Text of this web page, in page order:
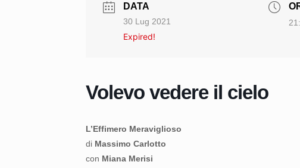
DATA
30 Lug 2021
Expired!
Volevo vedere il cielo
L’Effimero Meraviglioso
di Massimo Carlotto
con Miana Merisi